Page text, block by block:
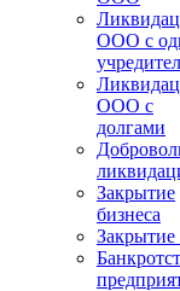
ООО с
ООО с
долгами
Закрытие
бизнеса